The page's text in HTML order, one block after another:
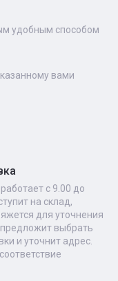
удобным способом
вами
с 9.00 до
на склад,
для уточнения
выбрать
и уточнит адрес.